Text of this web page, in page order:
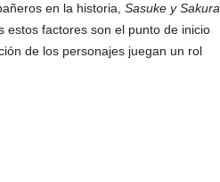
en la historia, Sasuke y Sakura
estos factores son el punto de inicio
de los personajes juegan un rol